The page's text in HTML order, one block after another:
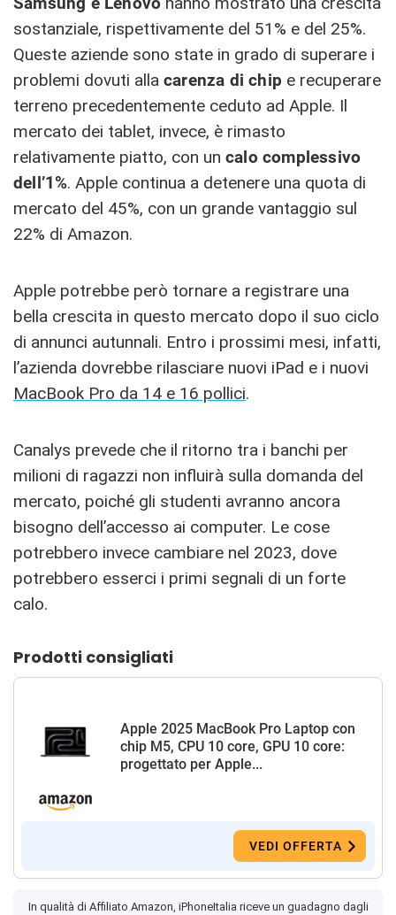
sostanziale, rispettivamente del 51% e del 25%.
Queste aziende sono state in grado di superare i
problemi dovuti alla carenza di chip e recuperare
terreno precedentemente ceduto ad Apple. Il
mercato dei tablet, invece, è rimasto
relativamente piatto, con un calo complessivo
dell’1%. Apple continua a detenere una quota di
mercato del 45%, con un grande vantaggio sul
22% di Amazon.
Apple potrebbe però tornare a registrare una
bella crescita in questo mercato dopo il suo ciclo
di annunci autunnali. Entro i prossimi mesi, infatti,
l’azienda dovrebbe rilasciare nuovi iPad e i nuovi
MacBook Pro da 14 e 16 pollici.
Canalys prevede che il ritorno tra i banchi per
milioni di ragazzi non influirà sulla domanda del
mercato, poiché gli studenti avranno ancora
bisogno dell’accesso ai computer. Le cose
potrebbero invece cambiare nel 2023, dove
potrebbero esserci i primi segnali di un forte
calo.
Prodotti consigliati
Apple 2025 MacBook Pro Laptop con
chip M5, CPU 10 core, GPU 10 core:
progettato per Apple...
VEDI OFFERTA
In qualità di Affiliato Amazon, iPhoneItalia riceve un guadagno dagli